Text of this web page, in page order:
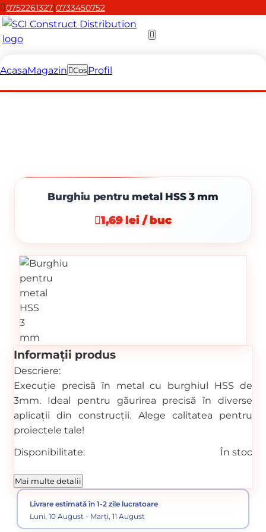
0752261327|0733450752
AcasaMagazin CosProfil
Burghiu pentru metal HSS 3 mm
1,69 lei / buc
Informații produs
Descriere:
Execuție precisă în metal cu burghiul HSS de
3mm. Ideal pentru găurirea precisă în diverse
aplicații din construcții. Alege calitatea pentru
proiectele tale!
Disponibilitate:
În stoc
Cod produs:
Categorii:
Burghie HSS metalBurghie
Mai multe detalii
Livrare estimată în 1-2 zile lucratoare
Luni, 10 August - Marți, 11 August